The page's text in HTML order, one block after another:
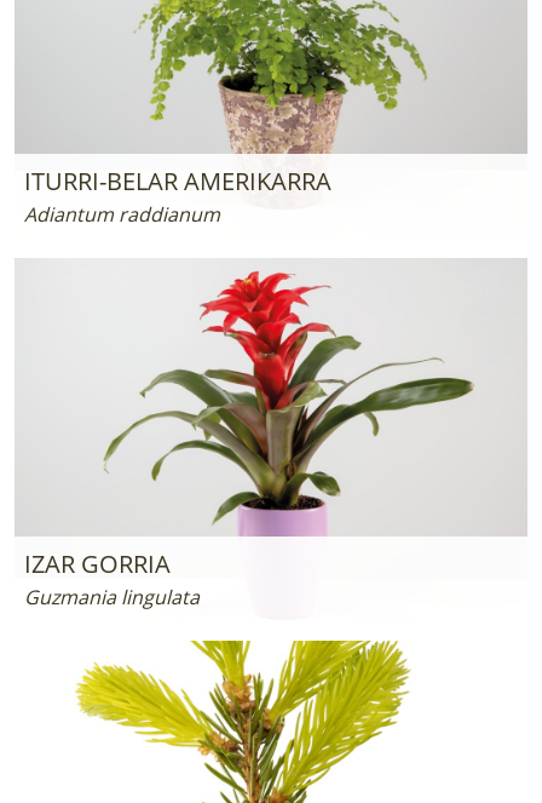
ITURRI-BELAR AMERIKARRA
Adiantum raddianum
IZAR GORRIA
Guzmania lingulata